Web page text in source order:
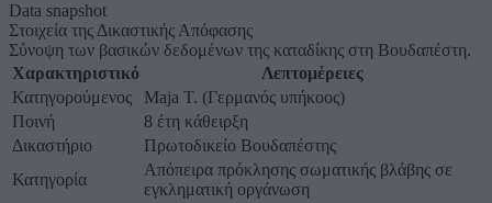
Data snapshot
Στοιχεία της Δικαστικής Απόφασης
Σύνοψη των βασικών δεδομένων της καταδίκης στη Βουδαπέστη.
Χαρακτηριστικό
Λεπτομέρειες
Κατηγορούμενος
Maja T. (Γερμανός υπήκοος)
Ποινή
8 έτη κάθειρξη
Δικαστήριο
Πρωτοδικείο Βουδαπέστης
Κατηγορία
Απόπειρα πρόκλησης σωματικής βλάβης σε
εγκληματική οργάνωση